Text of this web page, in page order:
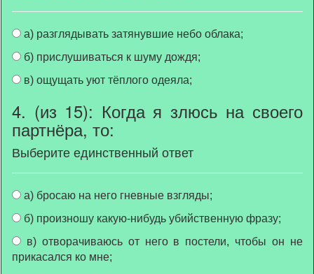
а) разглядывать затянувшие небо облака;
б) прислушиваться к шуму дождя;
в) ощущать уют тёплого одеяла;
4. (из 15): Когда я злюсь на своего
партнёра, то:
Выберите единственный ответ
а) бросаю на него гневные взгляды;
б) произношу какую-нибудь убийственную фразу;
в) отворачиваюсь от него в постели, чтобы он не
прикасался ко мне;